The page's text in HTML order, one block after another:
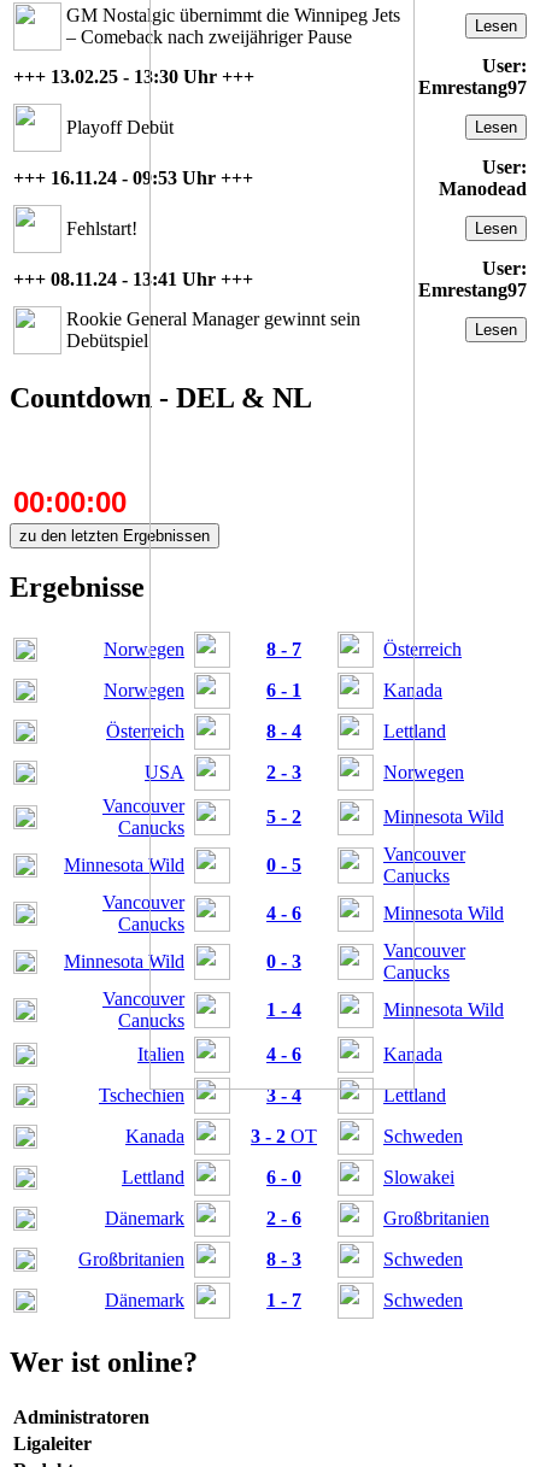
GM Nostalgic übernimmt die Winnipeg Jets
– Comeback nach zweijähriger Pause
Lesen
+++ 13.02.25 - 13:30 Uhr +++
User:
Emrestang97
Playoff Debüt
Lesen
+++ 16.11.24 - 09:53 Uhr +++
User:
Manodead
Fehlstart!
Lesen
+++ 08.11.24 - 13:41 Uhr +++
User:
Emrestang97
Rookie General Manager gewinnt sein
Debütspiel
Lesen
Countdown - DEL & NL
00:00:00
zu den letzten Ergebnissen
Ergebnisse
Norwegen 8 - 7
Österreich
Norwegen
6 - 1
Kanada
Österreich
8 - 4
Lettland
USA
2 - 3
Norwegen
Vancouver
Canucks
5 - 2 Minnesota Wild
Minnesota Wild 0 - 5
Vancouver
Canucks
Vancouver
Canucks
4 - 6 Minnesota Wild
Minnesota Wild 0 - 3
Vancouver
Canucks
Vancouver
Canucks
1 - 4 Minnesota Wild
Italien 4 - 6
Kanada
Tschechien
3 - 4
Lettland
Kanada
3 - 2 OT
Schweden
Lettland
6 - 0
Slowakei
Dänemark
2 - 6
Großbritanien
Großbritanien
8 - 3
Schweden
Dänemark
1 - 7 Schweden
Wer ist online?
Administratoren
Ligaleiter